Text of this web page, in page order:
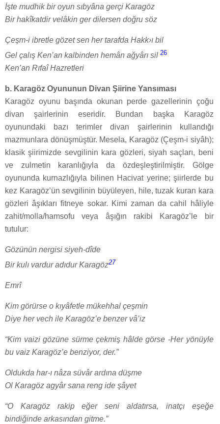
İşte mudhik bir oyun sıbyâna gerçi Karagöz
Bir hakîkatdir velâkin ger dilersen doğru söz
Çeşm-i ibretle gözet sen her tarafda Hakk›ı bil
Gel çalış Ken’an kalbinden hemân ağyârı sil 26
Ken’an Rıfaî Hazretleri
b. Karagöz Oyununun Divan Şiirine Yansıması
Karagöz oyunu başında okunan perde gazellerinin çoğu
divan şairlerinin eseridir. Bundan başka Karagöz
oyunundaki bazı terimler divan şairlerinin kullandığı
mazmunlara dönüşmüştür. Mesela, Karagöz (Çeşm-i siyâh);
klasik şiirimizde sevgilinin kara gözleri, siyah saçları, beni
ve zulmetin karanlığıyla da özdeşleştirilmiştir. Gölge
oyununda kurnazlığıyla bilinen Hacivat yerine; şiirlerde bu
kez Karagöz’ün sevgilinin büyüleyen, hile, tuzak kuran kara
gözleri âşıkları fitneye sokar. Kimi zaman da cahil hâliyle
zahit/molla/hamsofu veya âşığın rakibi Karagöz’le bir
tutulur:
Gözünün nergisi siyeh-dîde
Bir kulı vardur adıdur Karagöz27
Emrî
Kim görürse o kıyâfetle mükehhal çeşmin
Diye her vech ile Karagöz’e benzer vâ’iz
“Kim vaizi gözüne sürme çekmiş hâlde görse -Her yönüyle
bu vaiz Karagöz’e benziyor, der.”
Oldukda har-ı nâza süvâr ardına düşme
Ol Karagöz agyâr sana reng ide şâyet
“O Karagöz rakip eğer seni aldatırsa, inatçı eşeğe
bindiğinde arkasından gitme.”